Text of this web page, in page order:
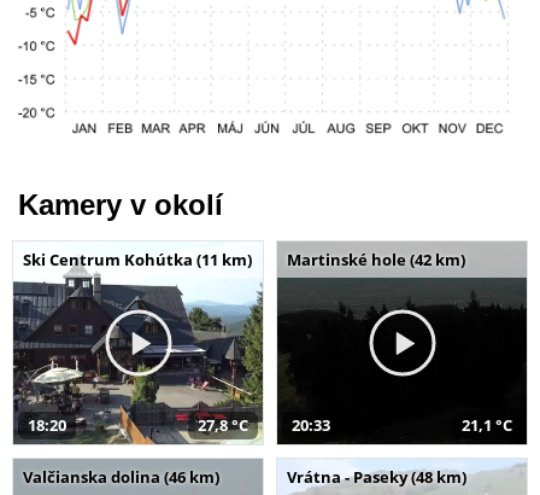
Kamery v okolí
Ski Centrum Kohútka (11 km)
18:20 27,8 °C
Martinské hole (42 km)
20:33 21,1 °C
Valčianska dolina (46 km) Vrátna - Paseky (48 km)